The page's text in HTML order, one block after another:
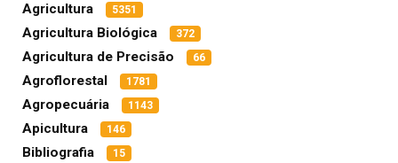
Agricultura 5351
Agricultura Biológica 372
Agricultura de Precisão 66
Agroflorestal 1781
Agropecuária 1143
Apicultura 146
Bibliografia 15